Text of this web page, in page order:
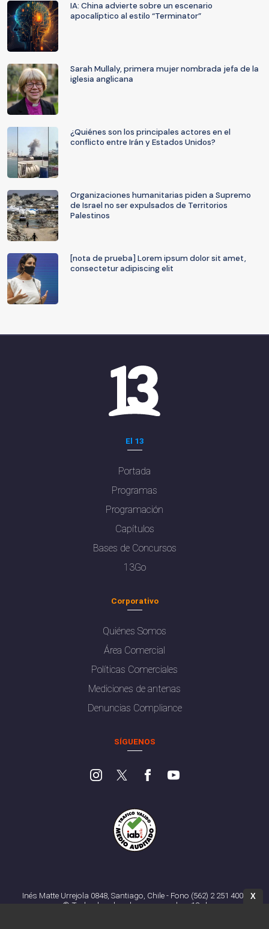
IA: China advierte sobre un escenario
apocalíptico al estilo “Terminator”
Sarah Mullaly, primera mujer nombrada jefa de la
iglesia anglicana
¿Quiénes son los principales actores en el
conflicto entre Irán y Estados Unidos?
Organizaciones humanitarias piden a Supremo
de Israel no ser expulsados de Territorios
Palestinos
[nota de prueba] Lorem ipsum dolor sit amet,
consectetur adipiscing elit
El 13
Portada
Programas
Programación
Capítulos
Bases de Concursos
13Go
Corporativo
Quiénes Somos
Área Comercial
Políticas Comerciales
Mediciones de antenas
Denuncias Compliance
SÍGUENOS
Inés Matte Urrejola 0848, Santiago, Chile - Fono (562) 2 251 4000
© Todos los derechos reservados. 13.cl
X